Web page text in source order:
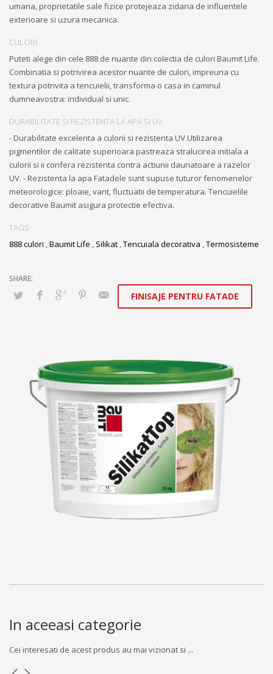
umana, proprietatile sale fizice protejeaza zidaria de influentele
exterioare si uzura mecanica.
CULORI
Puteti alege din cele 888 de nuante din colectia de culori Baumit Life.
Combinatia si potrivirea acestor nuante de culori, impreuna cu
textura potrivita a tencuielii, transforma o casa in caminul
dumneavostra: individual si unic.
DURABILITATE SI REZISTENTA LA APA SI UV
- Durabilitate excelenta a culorii si rezistenta UV Utilizarea
pigmentilor de calitate superioara pastreaza stralucirea initiala a
culorii si ii confera rezistenta contra actiunii daunatoare a razelor
UV. - Rezistenta la apa Fatadele sunt supuse tuturor fenomenelor
meteorologice: ploaie, vant, fluctuatii de temperatura. Tencuielile
decorative Baumit asigura protectie efectiva.
TAGS
888 culori ,Baumit Life , Silikat ,Tencuiala decorativa ,Termosisteme
FINISAJE PENTRU FATADE
In aceeasi categorie
Cei interesati de acest produs au mai vizionat si ...